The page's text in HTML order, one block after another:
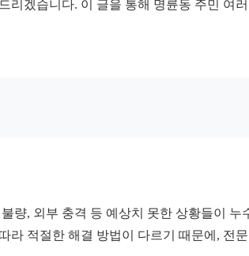
겠습니다. 이 글을 통해 명륜동 주민 여
량, 외부 충격 등 예상치 못한 상황들이
적절한 해결 방법이 다르기 때문에, 전